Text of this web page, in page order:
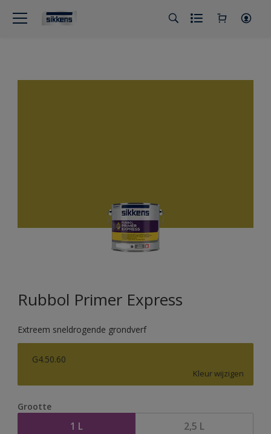
Rubbol Primer Express
Extreem sneldrogende grondverf
G4.50.60
Kleur wijzigen
Grootte
1 L 2,5 L